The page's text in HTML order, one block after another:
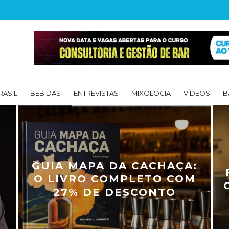
BEBIDAS ENTREVISTAS MIXOLOGIA VÍDEOS
BLACK MIXOLOGY – A
MIXOLOGIA PRETA
DOCUMENTADA